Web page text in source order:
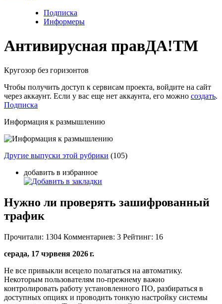
Подписка
Информеры
Антивирусная правДА!TM
Кругозор без горизонтов
Чтобы получить доступ к сервисам проекта, войдите на сайт
через аккаунт. Если у вас еще нет аккаунта, его можно создать.
Подписка
Информация к размышлению
Другие выпуски этой рубрики (105)
добавить в избранное
Нужно ли проверять зашифрованный
трафик
Прочитали: 1304 Комментариев: 3 Рейтинг: 16
серада, 17 чэрвеня 2026 г.
Не все привыкли всецело полагаться на автоматику.
Некоторым пользователям по-прежнему важно
контролировать работу установленного ПО, разбираться в
доступных опциях и проводить тонкую настройку системы